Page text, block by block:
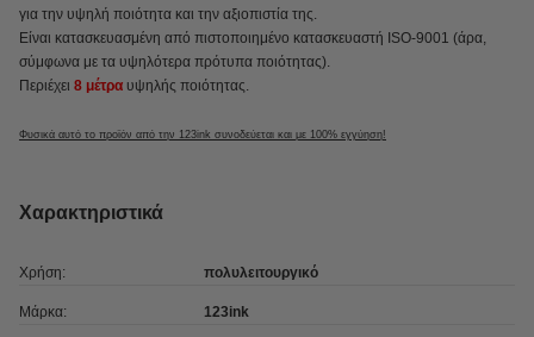
για την υψηλή ποιότητα και την αξιοπιστία της.
Είναι κατασκευασμένη από πιστοποιημένο κατασκευαστή ISO-9001 (άρα,
σύμφωνα με τα υψηλότερα πρότυπα ποιότητας).
Περιέχει 8 μέτρα υψηλής ποιότητας.
Φυσικά αυτό το προϊόν από την 123ink συνοδεύεται και με 100% εγγύηση!
Χαρακτηριστικά
Χρήση: πολυλειτουργικό
Μάρκα: 123ink